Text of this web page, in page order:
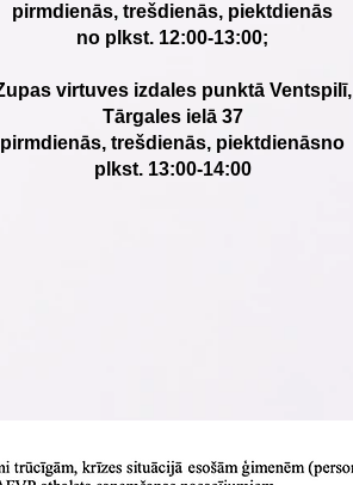
pirmdienās, trešdienās, piektdienās
no plkst. 12:00-13:00;
virtuves izdales punktā Ventspilī,
Tārgales ielā 37
pirmdienās, trešdienās, piektdienāsno
plkst. 13:00-14:00